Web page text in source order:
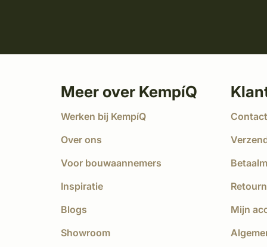
Meer over KempíQ
Werken bij KempíQ
Over ons
Voor bouwaannemers
Inspiratie
Blogs
Showroom
Contact
Mijn